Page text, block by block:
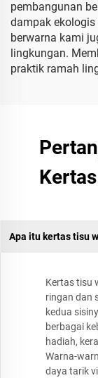
pembangunan
dampak
berwarna kami
lingkungan.
praktik ramah
Apa itu kertas tisu
Kertas tisu
ringan dan
kedua
berbagai
hadiah,
Warna-
daya tarik